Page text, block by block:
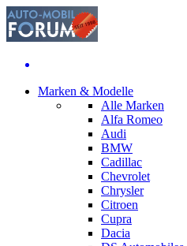
Marken & Modelle
Alle Marken
Alfa Romeo
Audi
BMW
Cadillac
Chevrolet
Chrysler
Citroen
Cupra
Dacia